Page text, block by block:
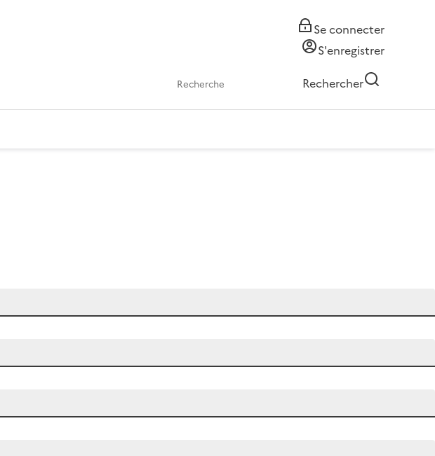
Se connecter
S'enregistrer
Rechercher